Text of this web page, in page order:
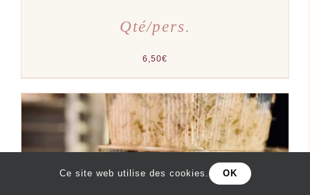
Qté/pers.
6,50€
Ce site web utilise des cookies. OK